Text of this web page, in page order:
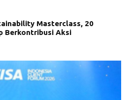
Masterclass, 20
Berkontribusi Aksi